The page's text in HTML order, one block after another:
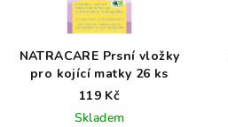
NATRACARE Prsní vložky
pro kojící matky 26 ks
119 Kč
Skladem